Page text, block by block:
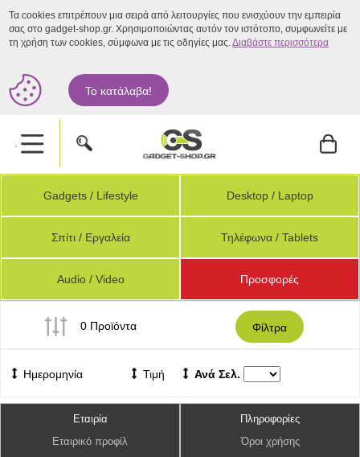
Τα cookies επιτρέπουν μια σειρά από λειτουργίες που ενισχύουν την εμπειρία
σας στο gadget-shop.gr. Χρησιμοποιώντας αυτόν τον ιστότοπο, συμφωνείτε με
τη χρήση των cookies, σύμφωνα με τις οδηγίες μας.Διαβάστε περισσότερα
Το κατάλαβα!
.
Gadgets / Lifestyle Desktop / Laptop
Σπίτι / Εργαλεία Τηλέφωνα / Tablets
Audio / Video Προσφορές
0 Προϊόντα Φίλτρα
Ημερομηνία Τιμή Ανά Σελ.
Εταιρία
Εταιρικό προφίλ
Πληροφορίες
Όροι χρήσης